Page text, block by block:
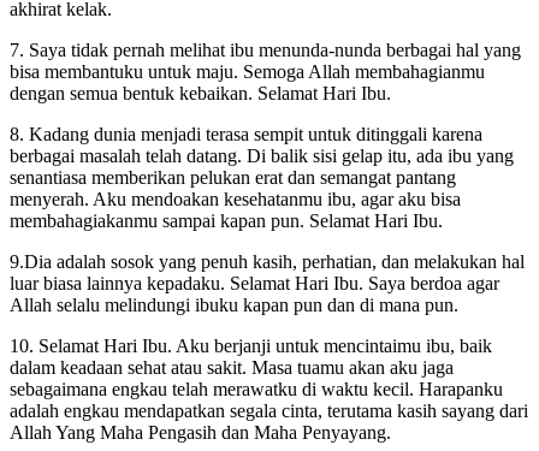
akhirat kelak.
7. Saya tidak pernah melihat ibu menunda-nunda berbagai hal yang
bisa membantuku untuk maju. Semoga Allah membahagianmu
dengan semua bentuk kebaikan. Selamat Hari Ibu.
8. Kadang dunia menjadi terasa sempit untuk ditinggali karena
berbagai masalah telah datang. Di balik sisi gelap itu, ada ibu yang
senantiasa memberikan pelukan erat dan semangat pantang
menyerah. Aku mendoakan kesehatanmu ibu, agar aku bisa
membahagiakanmu sampai kapan pun. Selamat Hari Ibu.
9.Dia adalah sosok yang penuh kasih, perhatian, dan melakukan hal
luar biasa lainnya kepadaku. Selamat Hari Ibu. Saya berdoa agar
Allah selalu melindungi ibuku kapan pun dan di mana pun.
10. Selamat Hari Ibu. Aku berjanji untuk mencintaimu ibu, baik
dalam keadaan sehat atau sakit. Masa tuamu akan aku jaga
sebagaimana engkau telah merawatku di waktu kecil. Harapanku
adalah engkau mendapatkan segala cinta, terutama kasih sayang dari
Allah Yang Maha Pengasih dan Maha Penyayang.